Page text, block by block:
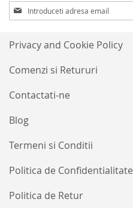
Termeni si Conditii
Politica de Confidentialitate
Politica de Retur
Privacy and Cookie Policy
Comenzi si Retururi
Contactati-ne
Blog
Inscrieti-
va
Buletinele
noastre
informative